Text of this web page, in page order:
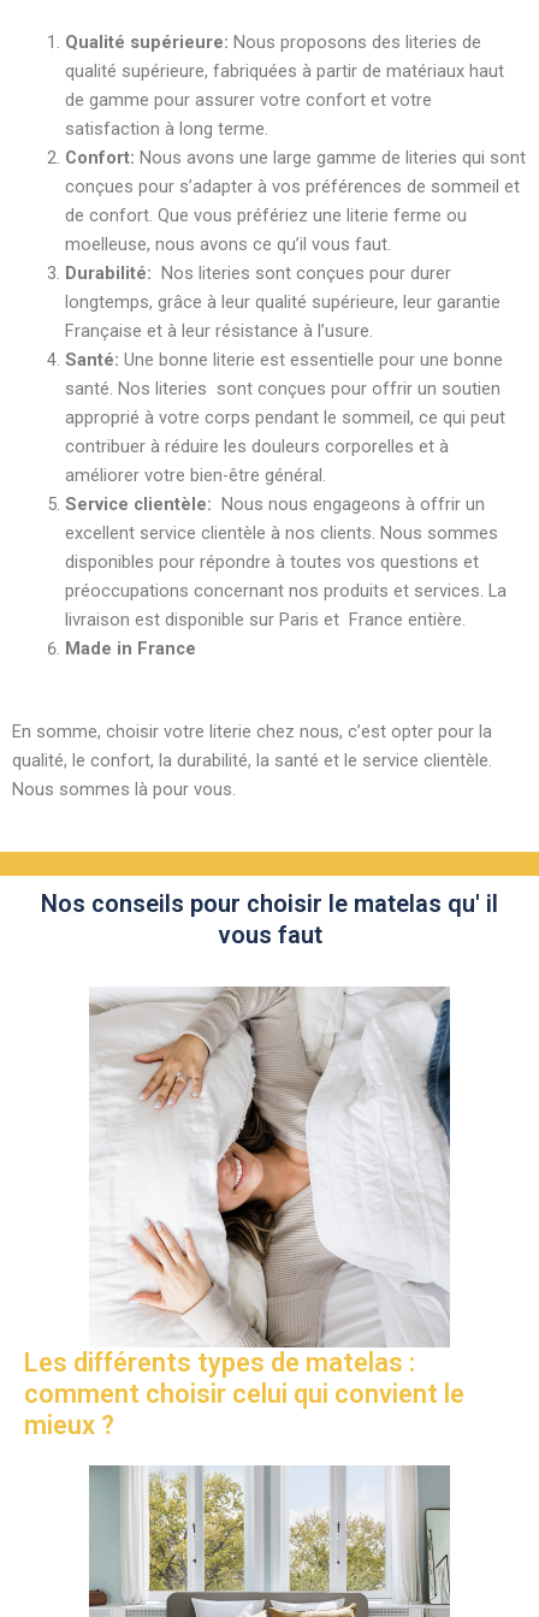
Qualité supérieure: Nous proposons des literies de
qualité supérieure, fabriquées à partir de matériaux haut
de gamme pour assurer votre confort et votre
satisfaction à long terme.
Confort: Nous avons une large gamme de literies qui sont
conçues pour s’adapter à vos préférences de sommeil et
de confort. Que vous préfériez une literie ferme ou
moelleuse, nous avons ce qu’il vous faut.
Durabilité: Nos literies sont conçues pour durer
longtemps, grâce à leur qualité supérieure, leur garantie
Française et à leur résistance à l’usure.
Santé: Une bonne literie est essentielle pour une bonne
santé. Nos literies sont conçues pour offrir un soutien
approprié à votre corps pendant le sommeil, ce qui peut
contribuer à réduire les douleurs corporelles et à
améliorer votre bien-être général.
Service clientèle: Nous nous engageons à offrir un
excellent service clientèle à nos clients. Nous sommes
disponibles pour répondre à toutes vos questions et
préoccupations concernant nos produits et services. La
livraison est disponible sur Paris et France entière.
Made in France
En somme, choisir votre literie chez nous, c’est opter pour la
qualité, le confort, la durabilité, la santé et le service clientèle.
Nous sommes là pour vous.
Nos conseils pour choisir le matelas qu' il
vous faut
Les différents types de matelas :
comment choisir celui qui convient le
mieux ?